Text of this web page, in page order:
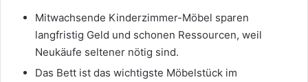
Mitwachsende Kinderzimmer-Möbel sparen
langfristig Geld und schonen Ressourcen, weil
Neukäufe seltener nötig sind.
Das Bett ist das wichtigste Möbelstück im